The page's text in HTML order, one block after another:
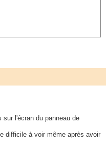
l'écran du panneau de
difficile à voir même après avoir